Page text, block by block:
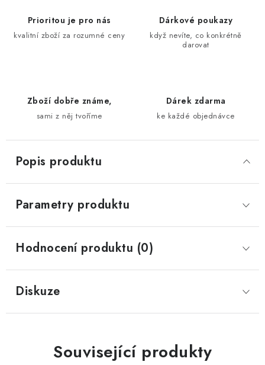
Prioritou je pro nás
kvalitní zboží za rozumné ceny
Dárkové poukazy
když nevíte, co konkrétně
darovat
Zboží dobře známe,
sami z něj tvoříme
Dárek zdarma
ke každé objednávce
Popis produktu
Parametry produktu
Hodnocení produktu (0)
Diskuze
Související produkty